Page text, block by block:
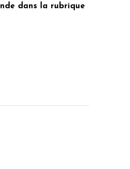
dans la rubrique